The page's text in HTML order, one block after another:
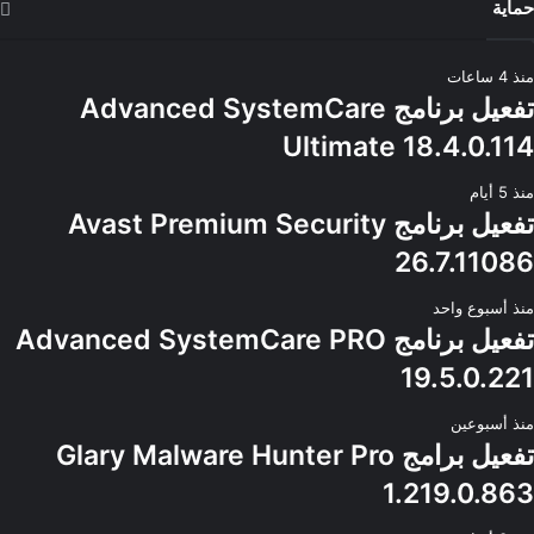
حماية
منذ 4 ساعات
تفعيل برنامج Advanced SystemCare
Ultimate 18.4.0.114
منذ 5 أيام
تفعيل برنامج Avast Premium Security
26.7.11086
منذ أسبوع واحد
تفعيل برنامج Advanced SystemCare PRO
19.5.0.221
منذ أسبوعين
تفعيل برامج Glary Malware Hunter Pro
1.219.0.863